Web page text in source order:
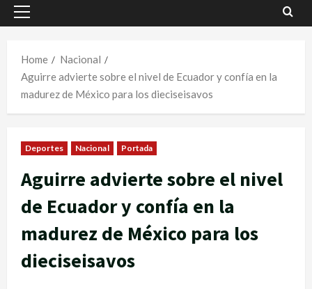
Primary
Home
Nacional
Aguirre advierte sobre el nivel de Ecuador y confía en la
madurez de México para los dieciseisavos
Deportes Nacional Portada
Aguirre advierte sobre el nivel
de Ecuador y confía en la
madurez de México para los
dieciseisavos